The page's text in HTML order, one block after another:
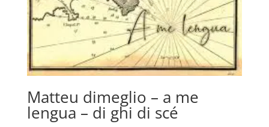
Matteu dimeglio – a me
lengua – di ghi di scé